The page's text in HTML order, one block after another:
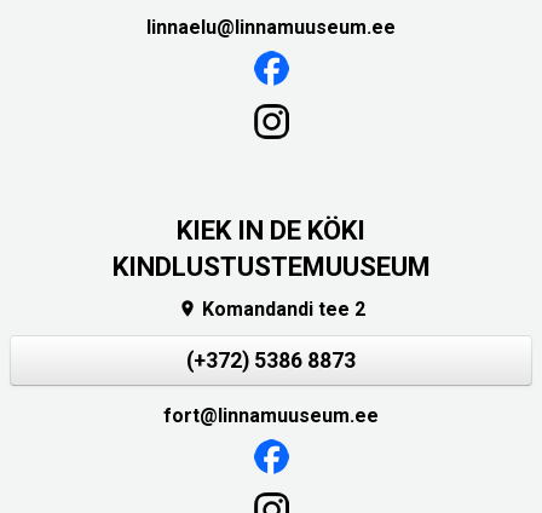
linnaelu@linnamuuseum.ee
KIEK IN DE KÖKI
KINDLUSTUSTEMUUSEUM
 Komandandi tee 2
(+372) 5386 8873
fort@linnamuuseum.ee